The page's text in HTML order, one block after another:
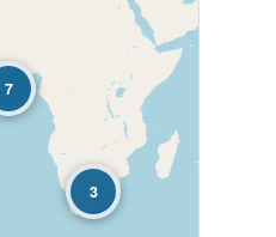
3
7